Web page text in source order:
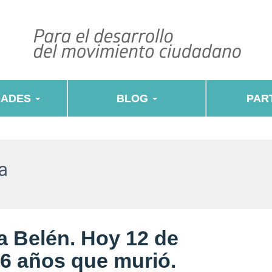
BLOG
Belén. Hoy 12 de
años que murió.